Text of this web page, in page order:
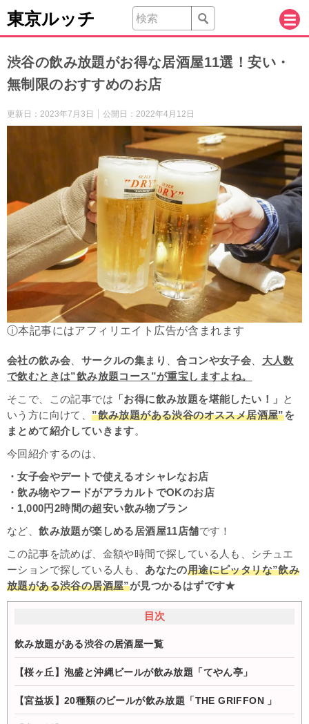
東京ルッチ
渋谷の飲み放題がお得な居酒屋11選！安い・
無制限のおすすめのお店
更新日： 2023年7月3日 公開日： 2022年4月12日
ⓘ本記事にはアフィリエイト広告が含まれます
会社の飲み会 サークルの集まり 、合コンや女子会
大人数
で飲むときは”飲み放題コース”が重宝しますよね。
そこで、この記事では 「お得に飲み放題を堪能したい！」 と
いう方に向けて、”飲み放題がある渋谷のオススメ居酒屋”を
まとめて紹介していきます。
今回紹介するのは、
・女子会やデートで使えるオシャレなお店
・飲み物やフードがアラカルトでOKのお店
・1,000円2時間の超安い飲み物プラン
など、飲み放題が楽しめる居酒屋11店舗です！
この記事を読めば、金額や時間で探している人も、シチュエ
ーションで探している人も、 あなたの用途にピッタリな”飲み
放題がある渋谷の居酒屋”が見つかるはずです★
目次
飲み放題がある渋谷の居酒屋一覧
【桜ヶ丘】泡盛と沖縄ビールが飲み放題「てやん亭」
【宮益坂】20種類のビールが飲み放題「THE GRIFFON 」